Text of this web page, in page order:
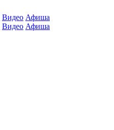
Видео Афиша
Видео Афиша